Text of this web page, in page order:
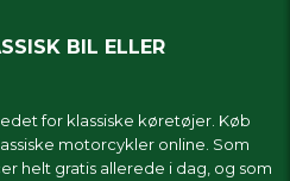
BIL ELLER
for klassiske køretøjer. Køb
motorcykler online. Som
helt gratis allerede i dag, og som